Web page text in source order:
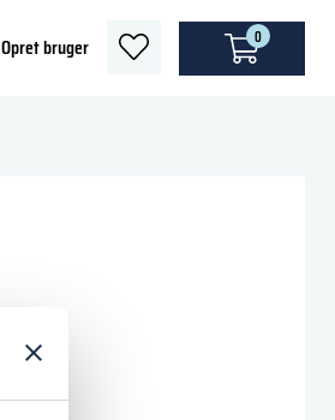
Opret bruger
heart
0